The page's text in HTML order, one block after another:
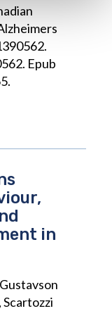
Epub
in
Scartozzi